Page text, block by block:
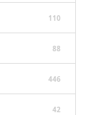
110
88
446
42